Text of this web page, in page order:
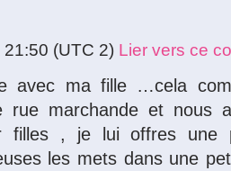
21:50 (UTC 2) Lier vers ce
avec ma fille …cela
rue marchande et nous
filles , je lui offres une
les mets dans une